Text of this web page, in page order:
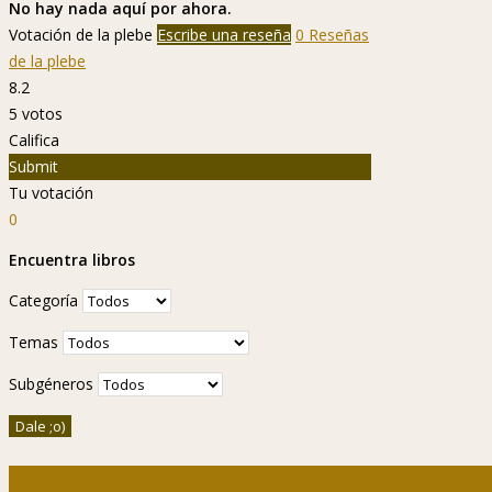
No hay nada aquí por ahora.
Votación de la plebe Escribe una reseña 0 Reseñas
de la plebe
8.2
5 votos
Califica
Submit
Tu votación
0
Encuentra libros
Categoría
Temas
Subgéneros